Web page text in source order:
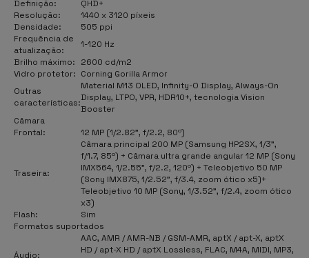
Definição:
QHD+
Resolução:
1440 x 3120 píxeis
Densidade:
505 ppi
Frequência de
atualização:
1-120 Hz
Brilho máximo:
2600 cd/m2
Vidro protetor: Corning Gorilla Armor
Outras
características:
Material M13 OLED, Infinity-O Display, Always-On
Display, LTPO, VPR, HDR10+, tecnologia Vision
Booster
Câmara
Frontal:
12 MP (1/2.82", f/2.2, 80º)
Traseira:
Câmara principal 200 MP (Samsung HP2SX, 1/3",
f/1.7, 85º) + Câmara ultra grande angular 12 MP (Sony
IMX564, 1/2.55", f/2.2, 120º) + Teleobjetivo 50 MP
(Sony IMX875, 1/2.52", f/3.4, zoom ótico x5)+
Teleobjetivo 10 MP (Sony, 1/3.52", f/2.4, zoom ótico
x3)
Flash:
Sim
Formatos suportados
Áudio:
AAC, AMR / AMR-NB / GSM-AMR, aptX / apt-X, aptX
HD / apt-X HD / aptX Lossless, FLAC, M4A, MIDI, MP3,